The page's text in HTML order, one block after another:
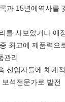
과 15년에역사를
를 사보았거나 애
최고에 제품력으
관리
선임자들에 체계
석전문가로 발전